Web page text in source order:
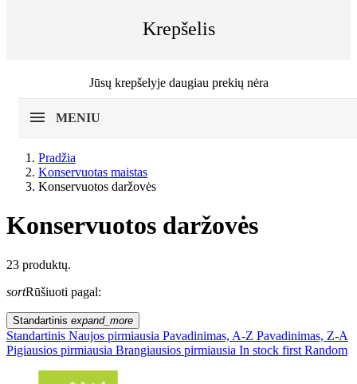
Krepšelis
Jūsų krepšelyje daugiau prekių nėra
MENIU
Pradžia
Konservuotas maistas
Konservuotos daržovės
ES žemės ūkis?
Kaina
Konservuotos daržovės
23 produktų.
sortRūšiuoti pagal:
Standartinis expand_more
Standartinis Naujos pirmiausia Pavadinimas, A-Z Pavadinimas, Z-A
Pigiausios pirmiausia Brangiausios pirmiausia In stock first Random